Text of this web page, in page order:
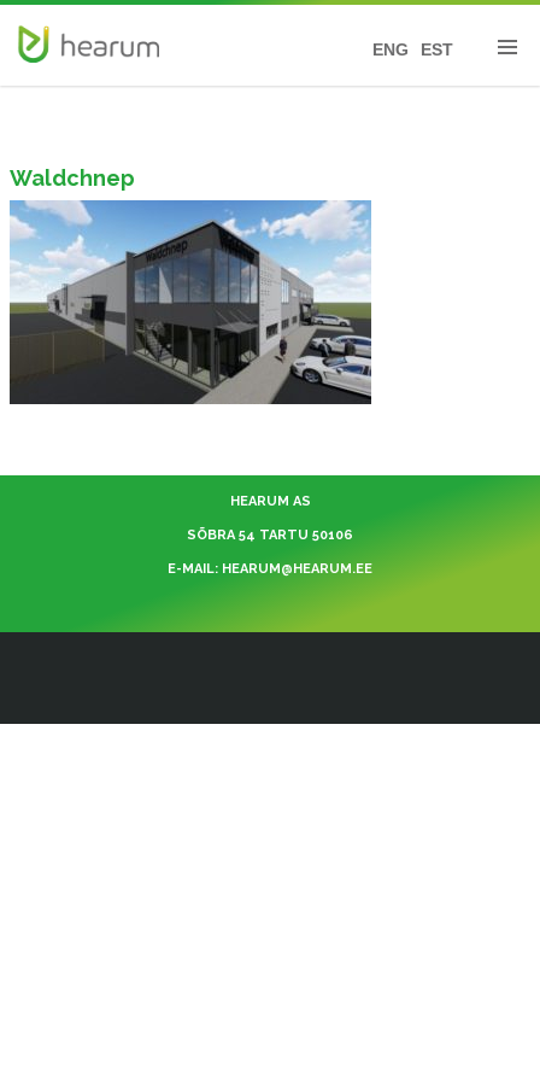
EST
ENG
Waldchnep
HEARUM AS
SÕBRA 54 TARTU 50106
E-MAIL: HEARUM@HEARUM.EE